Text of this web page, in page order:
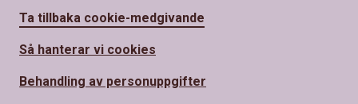
Ta tillbaka cookie-medgivande
Så hanterar vi cookies
Behandling av personuppgifter